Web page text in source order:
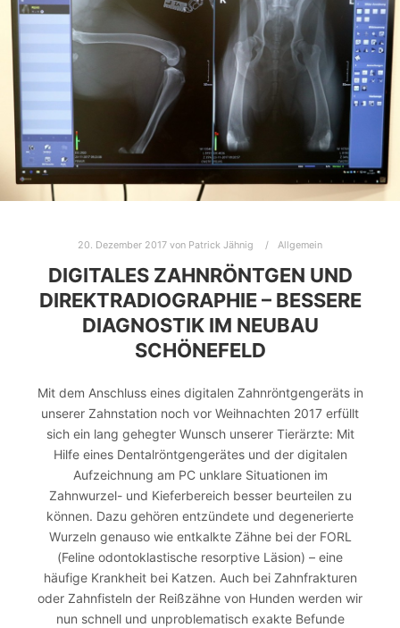
20. Dezember 2017 von Patrick Jähnig Allgemein
DIGITALES ZAHNRÖNTGEN UND
DIREKTRADIOGRAPHIE – BESSERE
DIAGNOSTIK IM NEUBAU
SCHÖNEFELD
Mit dem Anschluss eines digitalen Zahnröntgengeräts in
unserer Zahnstation noch vor Weihnachten 2017 erfüllt
sich ein lang gehegter Wunsch unserer Tierärzte: Mit
Hilfe eines Dentalröntgengerätes und der digitalen
Aufzeichnung am PC unklare Situationen im
Zahnwurzel- und Kieferbereich besser beurteilen zu
können. Dazu gehören entzündete und degenerierte
Wurzeln genauso wie entkalkte Zähne bei der FORL
(Feline odontoklastische resorptive Läsion) – eine
häufige Krankheit bei Katzen. Auch bei Zahnfrakturen
oder Zahnfisteln der Reißzähne von Hunden werden wir
nun schnell und unproblematisch exakte Befunde